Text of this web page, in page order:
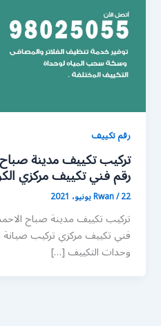
رقم تكييف
رقم فني تكييف مركزي
Rwan/22 يونيو، 2021
تركيب تكييف مدينة صباح
فني تكييف مركزي تركيب
وحدات التكييف […]